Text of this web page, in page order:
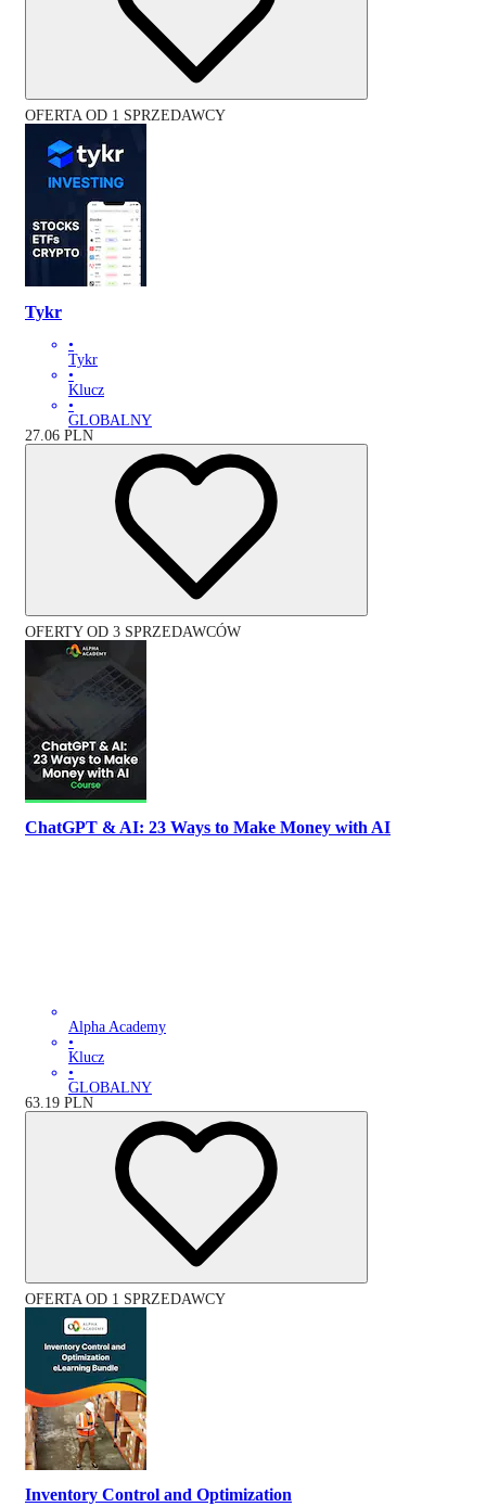
OFERTA OD 1 SPRZEDAWCY
Tykr
•
Tykr
•
Klucz
•
GLOBALNY
27.06 PLN
OFERTY OD 3 SPRZEDAWCÓW
ChatGPT & AI: 23 Ways to Make Money with AI
Alpha Academy
•
Klucz
•
GLOBALNY
63.19 PLN
OFERTA OD 1 SPRZEDAWCY
Inventory Control and Optimization